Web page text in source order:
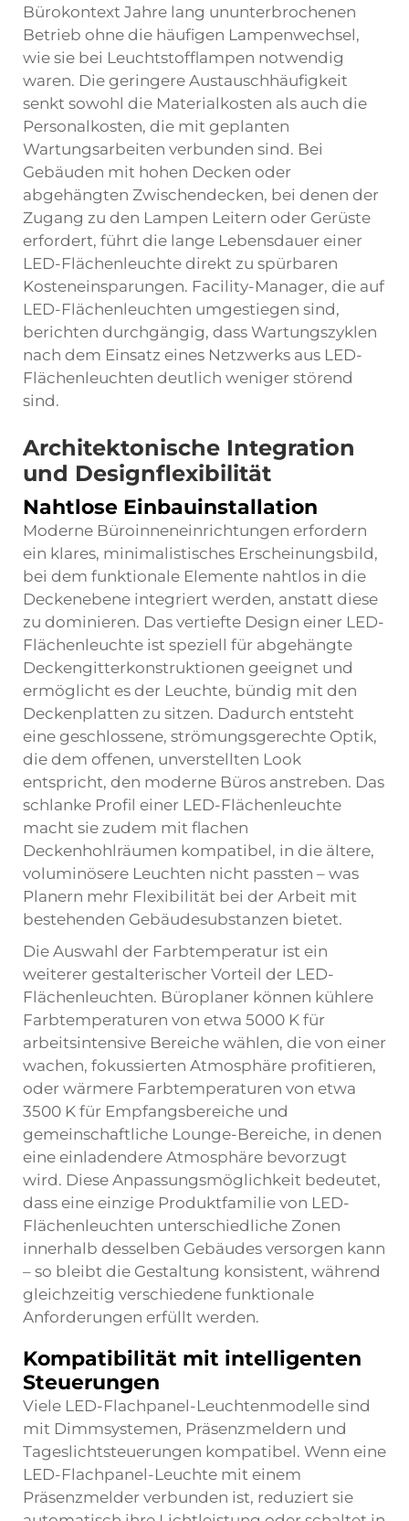
Bürokontext Jahre lang ununterbrochenen
Betrieb ohne die häufigen Lampenwechsel,
wie sie bei Leuchtstofflampen notwendig
waren. Die geringere Austauschhäufigkeit
senkt sowohl die Materialkosten als auch die
Personalkosten, die mit geplanten
Wartungsarbeiten verbunden sind. Bei
Gebäuden mit hohen Decken oder
abgehängten Zwischendecken, bei denen der
Zugang zu den Lampen Leitern oder Gerüste
erfordert, führt die lange Lebensdauer einer
LED-Flächenleuchte direkt zu spürbaren
Kosteneinsparungen. Facility-Manager, die auf
LED-Flächenleuchten umgestiegen sind,
berichten durchgängig, dass Wartungszyklen
nach dem Einsatz eines Netzwerks aus LED-
Flächenleuchten deutlich weniger störend
sind.
Architektonische Integration
und Designflexibilität
Nahtlose Einbauinstallation
Moderne Büroinneneinrichtungen erfordern
ein klares, minimalistisches Erscheinungsbild,
bei dem funktionale Elemente nahtlos in die
Deckenebene integriert werden, anstatt diese
zu dominieren. Das vertiefte Design einer LED-
Flächenleuchte ist speziell für abgehängte
Deckengitterkonstruktionen geeignet und
ermöglicht es der Leuchte, bündig mit den
Deckenplatten zu sitzen. Dadurch entsteht
eine geschlossene, strömungsgerechte Optik,
die dem offenen, unverstellten Look
entspricht, den moderne Büros anstreben. Das
schlanke Profil einer LED-Flächenleuchte
macht sie zudem mit flachen
Deckenhohlräumen kompatibel, in die ältere,
voluminösere Leuchten nicht passten – was
Planern mehr Flexibilität bei der Arbeit mit
bestehenden Gebäudesubstanzen bietet.
Die Auswahl der Farbtemperatur ist ein
weiterer gestalterischer Vorteil der LED-
Flächenleuchten. Büroplaner können kühlere
Farbtemperaturen von etwa 5000 K für
arbeitsintensive Bereiche wählen, die von einer
wachen, fokussierten Atmosphäre profitieren,
oder wärmere Farbtemperaturen von etwa
3500 K für Empfangsbereiche und
gemeinschaftliche Lounge-Bereiche, in denen
eine einladendere Atmosphäre bevorzugt
wird. Diese Anpassungsmöglichkeit bedeutet,
dass eine einzige Produktfamilie von LED-
Flächenleuchten unterschiedliche Zonen
innerhalb desselben Gebäudes versorgen kann
– so bleibt die Gestaltung konsistent, während
gleichzeitig verschiedene funktionale
Anforderungen erfüllt werden.
Kompatibilität mit intelligenten
Steuerungen
Viele LED-Flachpanel-Leuchtenmodelle sind
mit Dimmsystemen, Präsenzmeldern und
Tageslichtsteuerungen kompatibel. Wenn eine
LED-Flachpanel-Leuchte mit einem
Präsenzmelder verbunden ist, reduziert sie